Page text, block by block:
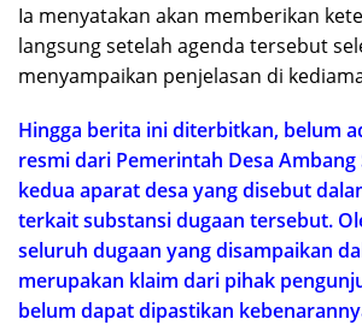
Ia menyatakan akan memberikan
langsung setelah agenda tersebut
menyampaikan penjelasan di
Hingga berita ini diterbitkan, belum
resmi dari Pemerintah Desa
kedua aparat desa yang disebut
terkait substansi dugaan tersebut.
seluruh dugaan yang disampaikan
merupakan klaim dari pihak
belum dapat dipastikan